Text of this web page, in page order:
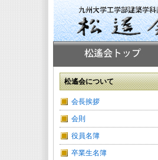
松遙会について
会長挨拶
会則
役員名簿
卒業生名簿